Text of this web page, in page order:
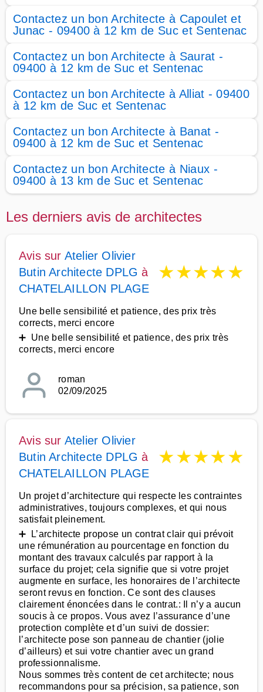
Contactez un bon Architecte à Capoulet et
Junac - 09400 à 12 km de Suc et Sentenac
Contactez un bon Architecte à Saurat -
09400 à 12 km de Suc et Sentenac
Contactez un bon Architecte à Alliat - 09400
à 12 km de Suc et Sentenac
Contactez un bon Architecte à Banat -
09400 à 12 km de Suc et Sentenac
Contactez un bon Architecte à Niaux -
09400 à 13 km de Suc et Sentenac
Les derniers avis de architectes
Avis sur Atelier Olivier
Butin Architecte DPLG à
CHATELAILLON PLAGE
★★★★★
Une belle sensibilité et patience, des prix très
corrects, merci encore
➕ Une belle sensibilité et patience, des prix très
corrects, merci encore
roman
02/09/2025
Avis sur Atelier Olivier
Butin Architecte DPLG à
CHATELAILLON PLAGE
★★★★★
Un projet d’architecture qui respecte les contraintes
administratives, toujours complexes, et qui nous
satisfait pleinement.
➕ L’architecte propose un contrat clair qui prévoit
une rémunération au pourcentage en fonction du
montant des travaux calculés par rapport à la
surface du projet; cela signifie que si votre projet
augmente en surface, les honoraires de l’architecte
seront revus en fonction. Ce sont des clauses
clairement énoncées dans le contrat.: Il n’y a aucun
soucis à ce propos. Vous avez l’assurance d’une
protection complète et d’un suivi de dossier:
l’architecte pose son panneau de chantier (jolie
d’ailleurs) et sui votre chantier avec un grand
professionnalisme.
Nous sommes très content de cet architecte; nous
recommandons pour sa précision, sa patience, son